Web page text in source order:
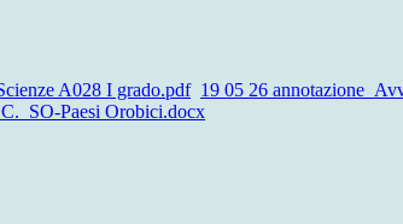
A028 I grado.pdf 19 05 26
Paesi Orobici.docx